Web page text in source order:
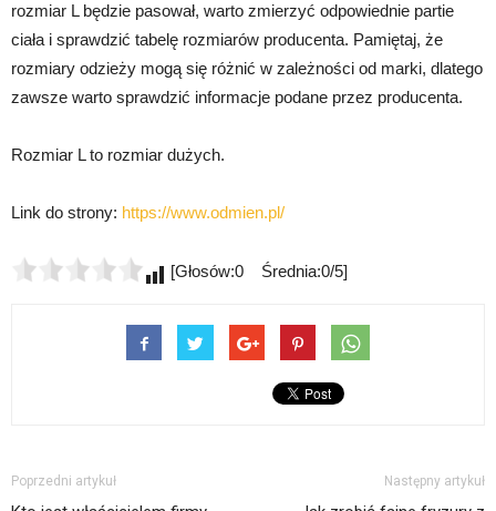
rozmiar L będzie pasował, warto zmierzyć odpowiednie partie
ciała i sprawdzić tabelę rozmiarów producenta. Pamiętaj, że
rozmiary odzieży mogą się różnić w zależności od marki, dlatego
zawsze warto sprawdzić informacje podane przez producenta.
Rozmiar L to rozmiar dużych.
Link do strony: https://www.odmien.pl/
[Głosów:0 Średnia:0/5]
Poprzedni artykuł Następny artykuł